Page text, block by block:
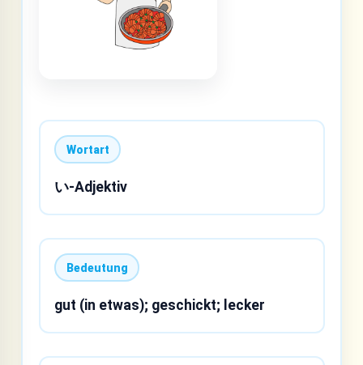
Wortart
い-Adjektiv
Bedeutung
gut (in etwas); geschickt; lecker